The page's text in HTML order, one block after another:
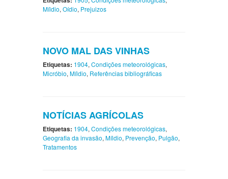
Míldio, Oídio, Prejuizos
NOVO MAL DAS VINHAS
Etiquetas: 1904, Condições meteorológicas,
Micróbio, Míldio, Referências bibliográficas
NOTÍCIAS AGRÍCOLAS
Etiquetas: 1904, Condições meteorológicas,
Geografia da invasão, Míldio, Prevenção, Pulgão,
Tratamentos